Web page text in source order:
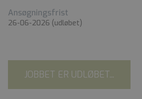
Ansøgningsfrist
26-06-2026 (udløbet)
JOBBET ER UDLØBET...